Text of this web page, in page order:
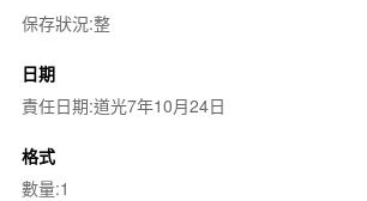
保存狀況:整
日期
責任日期:道光7年10月24日
格式
數量:1